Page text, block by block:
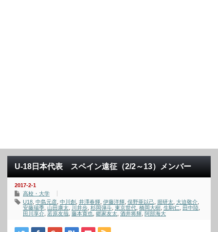
U-18日本代表 スペイン遠征（2/2～13）メンバー
2017-2-1
高校・大学
U18 中島元彦 中川創 井澤春輝 伊藤洋輝 俣野亜以己 堀研太 大迫敬介
安藤瑞季 山田康太 川井歩 杉岡弾斗 東京世代 橋岡大樹 生駒仁 田中陸
田川享介 若原友哉 藤本寛也 郷家友太 酒井将輝 阿部海大